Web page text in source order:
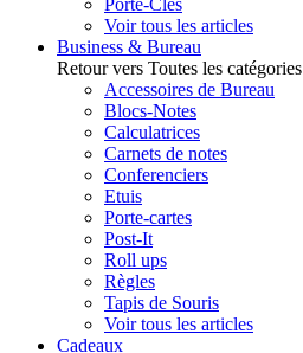
Porte-Clés
Voir tous les articles
Business & Bureau
Retour vers Toutes les catégories
Accessoires de Bureau
Blocs-Notes
Calculatrices
Carnets de notes
Conferenciers
Etuis
Porte-cartes
Post-It
Roll ups
Règles
Tapis de Souris
Voir tous les articles
Cadeaux